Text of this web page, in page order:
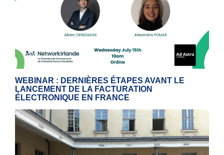
WEBINAR : DERNIÈRES ÉTAPES AVANT LE
LANCEMENT DE LA FACTURATION
ÉLECTRONIQUE EN FRANCE